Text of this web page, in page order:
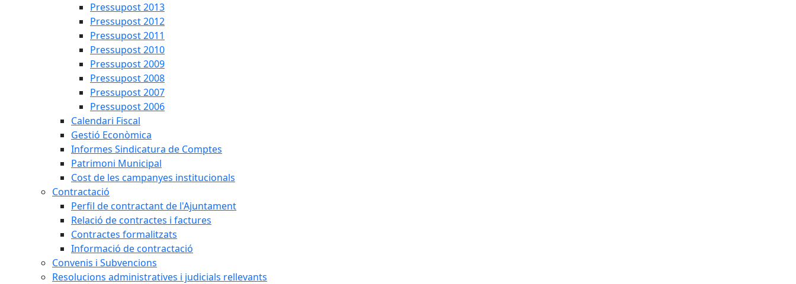
Pressupost 2013
Pressupost 2012
Pressupost 2011
Pressupost 2010
Pressupost 2009
Pressupost 2008
Pressupost 2007
Pressupost 2006
Calendari Fiscal
Gestió Econòmica
Informes Sindicatura de Comptes
Patrimoni Municipal
Cost de les campanyes institucionals
Contractació
Perfil de contractant de l'Ajuntament
Relació de contractes i factures
Contractes formalitzats
Informació de contractació
Convenis i Subvencions
Resolucions administratives i judicials rellevants